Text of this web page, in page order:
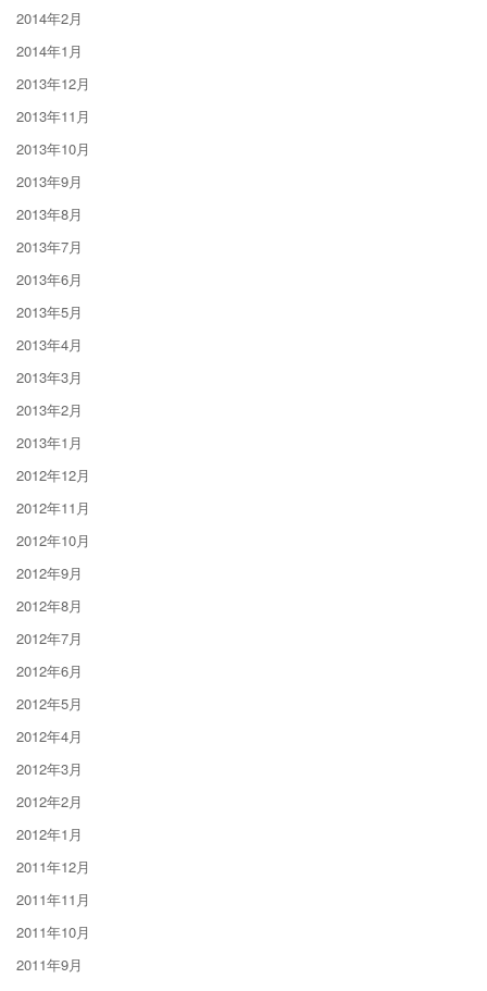
2014年2月
2014年1月
2013年12月
2013年11月
2013年10月
2013年9月
2013年8月
2013年7月
2013年6月
2013年5月
2013年4月
2013年3月
2013年2月
2013年1月
2012年12月
2012年11月
2012年10月
2012年9月
2012年8月
2012年7月
2012年6月
2012年5月
2012年4月
2012年3月
2012年2月
2012年1月
2011年12月
2011年11月
2011年10月
2011年9月